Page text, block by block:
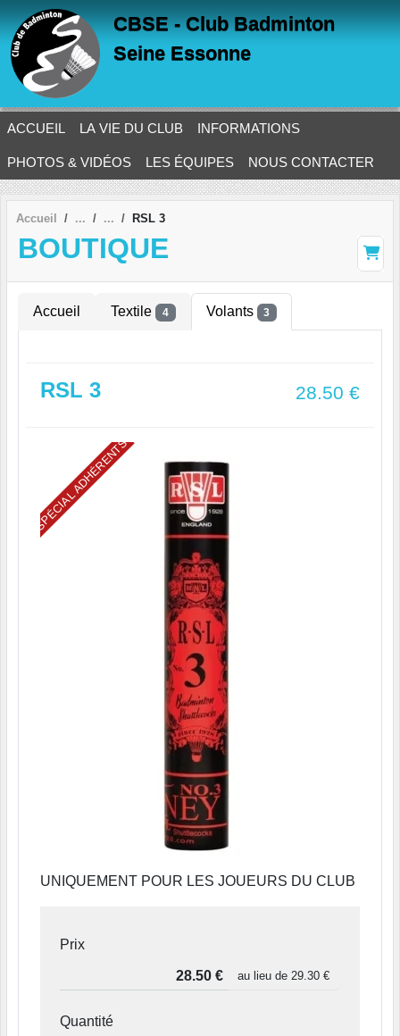
CBSE - Club Badminton
Seine Essonne
ACCUEIL LA VIE DU CLUB INFORMATIONS
PHOTOS & VIDÉOS LES ÉQUIPES NOUS CONTACTER
Accueil RSL 3
BOUTIQUE
Accueil Textile 4 Volants 3
RSL 3 28.50 €
SPÉCIAL ADHÉRENTS
UNIQUEMENT POUR LES JOUEURS DU CLUB
Prix
au lieu de 29.30 €
Quantité
Panneau de gestion des cookies